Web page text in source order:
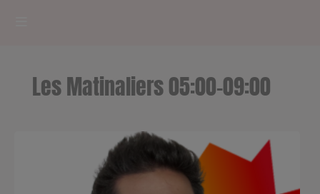
RADIOPLAYER
Les Matinaliers 05:00-09:00